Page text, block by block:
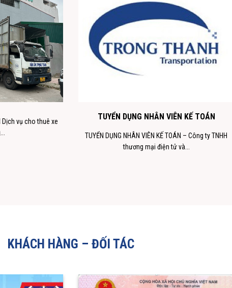
Dịch vụ cho thuê xe
TUYỂN DỤNG NHÂN VIÊN KẾ TOÁN
TUYỂN DỤNG NHÂN VIÊN KẾ TOÁN – Công ty TNHH
thương mại điện tử và...
KHÁCH HÀNG – ĐỐI TÁC